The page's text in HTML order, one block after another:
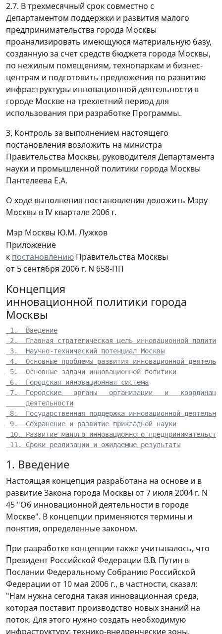
2.7. В трехмесячный срок совместно с
Департаментом поддержки и развития малого
предпринимательства города Москвы
проанализировать имеющуюся материальную базу,
созданную за счет средств бюджета города Москвы,
по нежилым помещениям, технопаркам и бизнес-
центрам и подготовить предложения по развитию
инфраструктуры инновационной деятельности в
городе Москве на трехлетний период для
использования при разработке Программы.
3. Контроль за выполнением настоящего
постановления возложить на министра
Правительства Москвы, руководителя Департамента
науки и промышленной политики города Москвы
Пантелеева Е.А.
О ходе выполнения постановления доложить Мэру
Москвы в IV квартале 2006 г.
Мэр Москвы Ю.М. Лужков
Приложение
к постановлению Правительства Москвы
от 5 сентября 2006 г. N 658-ПП
Концепция
инновационной политики города
Москвы
1.  Введение
2.  Главная стратегическая цель инновационной
3.  Научно-технический потенциал Москвы
4.  Основные проблемы развития инновационной
5.  Основные задачи инновационной политики
6.  Городская инновационная система
7.  Городские   органы   организации   и
     деятельности
8.  Государственная поддержка инновационной
9.  Сохранение и развитие прикладной науки
10. Развитие малого инновационного
11. Сроки реализации и ожидаемые результаты
1. Введение
Настоящая концепция разработана на основе и в
развитие Закона города Москвы от 7 июля 2004 г. N
45 "Об инновационной деятельности в городе
Москве". В концепции применяются термины и
понятия, определенные законом.
При разработке концепции также учитывалось, что
Президент Российской Федерации В.В. Путин в
Послании Федеральному Собранию Российской
Федерации от 10 мая 2006 г., в частности, сказал:
"Нам нужна сегодня такая инновационная среда,
которая поставит производство новых знаний на
поток. Для этого нужно создать необходимую
инфраструктуру: технико-внедренческие зоны,